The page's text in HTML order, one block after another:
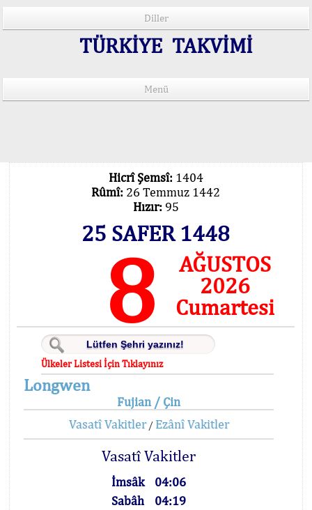
Diller
TÜRKİYE TAKVİMİ
Menü
Hicrî Şemsî: 1404
Rûmî: 26 Temmuz 1442
Hızır: 95
25 SAFER 1448
8
AĞUSTOS
2026
Cumartesi
Ülkeler Listesi İçin Tıklayınız
Longwen
Fujian / Çin
Vasatî Vakitler/ Ezânî Vakitler
Vasatî Vakitler
İmsâk
04:06
Sabâh
04:19